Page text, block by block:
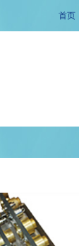
首页